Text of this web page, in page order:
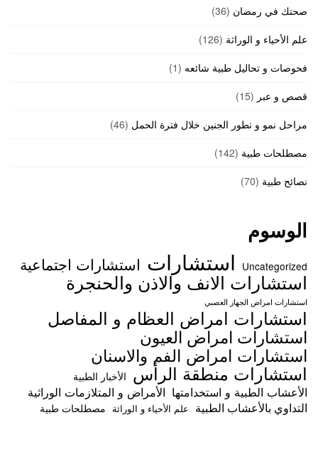
صحتك في رمضان (36)
علم الأحياء و الوراثة (126)
فحوصات و تحاليل طبية شائعه (1)
قصص و عبر (15)
مراحل نمو و تطور الجنين خلال فترة الحمل (46)
مصطلحات طبية (142)
نصائح طبية (70)
الوسوم
Uncategorized استشارات استشارات اجتماعية
استشارات الانف والاذن والحنجرة
استشارات امراض الجهاز العصبي
استشارات امراض العظام و المفاصل
استشارات امراض العيون
استشارات امراض الفم والاسنان
استشارات منطقة الرأس الأخبار الطبية
الأعشاب الطبية و استخدامتها الأمراض و المتلازمات الوراثية
التداوي بالأعشاب الطبية علم الأحياء و الوراثة مصطلحات طبية